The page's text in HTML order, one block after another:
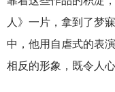
人》一片，拿到了梦
中，他用自虐式的表
相反的形象，既令人